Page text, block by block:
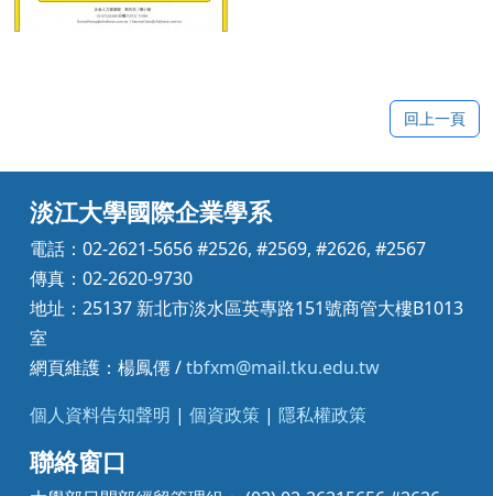
回上一頁
淡江大學國際企業學系
電話：02-2621-5656 #2526, #2569, #2626, #2567
傳真：02-2620-9730
地址：25137 新北市淡水區英專路151號商管大樓B1013
室
網頁維護：楊鳳僊 /tbfxm@mail.tku.edu.tw
個人資料告知聲明 | 個資政策 | 隱私權政策
聯絡窗口